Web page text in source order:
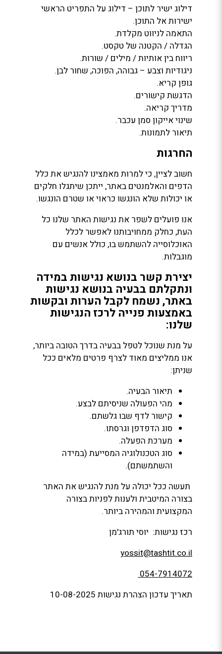
דילוג ישיר לתוכן – דילוג על התפריט הראשי
ישירות אל התוכן.
התאמה לניווט מקלדת.
הגדלה / הקטנה של טקסט.
ריווח בין אותיות / מילים / שורות.
ניגודיות וצבע – גבוהה, הפוכה, שחור לבן.
גופן קריא.
הדגשת קישורים.
מדריך קריאה.
שינוי אייקון סמן עכבר.
תיאור לתמונות.
החרגות
חשוב לציין, כי למרות מאמצינו להנגיש את כלל
הדפים והאלמנטים באתר, ייתכן שיתגלו חלקים
או יכולות שלא הונגשו כראוי או שטרם הונגשו.
אנו פועלים לשפר את נגישות האתר שלנו כל
העת, כחלק ממחויבותנו לאפשר לכלל
האוכלוסייה להשתמש בו, כולל אנשים עם
מוגבלות.
יצירת קשר בנושא נגישות במידה
ונתקלתם בבעיה בנושא נגישות
באתר, נשמח לקבל הערות ובקשות
באמצעות פנייה לרכז הנגישות
שלנו:
על מנת שנוכל לטפל בבעיה בדרך הטובה ביותר,
אנו ממליצים מאוד לצרף פרטים מלאים ככל
שניתן:
תיאור הבעיה.
מהי הפעולה שניסיתם לבצע.
קישור לדף שבו גלשתם.
סוג הדפדפן וגרסתו.
מערכת הפעלה.
סוג הטכנולוגיה המסייעת (במידה
והשתמשתם).
תעשה ככל יכולה על מנת להנגיש את האתר
בצורה המיטבית ולענות לפניות בצורה
המקצועית והמהירה ביותר.
רכז נגישות: יוסי תורג'מן
yossit@tashtit.co.il
054-7914072
תאריך עדכון הצהרת נגישות 10-08-2025